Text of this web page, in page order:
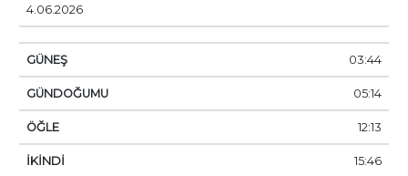
4.06.2026
03:44
05:14
12:13
15:46